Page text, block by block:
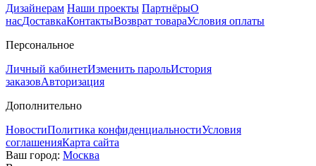
Дизайнерам Наши проекты ПартнёрыО
насДоставкаКонтактыВозврат товараУсловия оплаты
Персональное
Личный кабинетИзменить парольИстория
заказовАвторизация
Дополнительно
НовостиПолитика конфиденциальностиУсловия
соглашенияКарта сайта
Ваш город: Москва